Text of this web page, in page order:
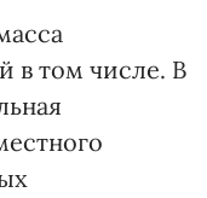
в том числе. В